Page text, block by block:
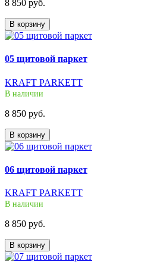
8 850 руб.
В корзину
05 щитовой паркет
KRAFT PARKETT
В наличии
8 850 руб.
В корзину
06 щитовой паркет
KRAFT PARKETT
В наличии
8 850 руб.
В корзину